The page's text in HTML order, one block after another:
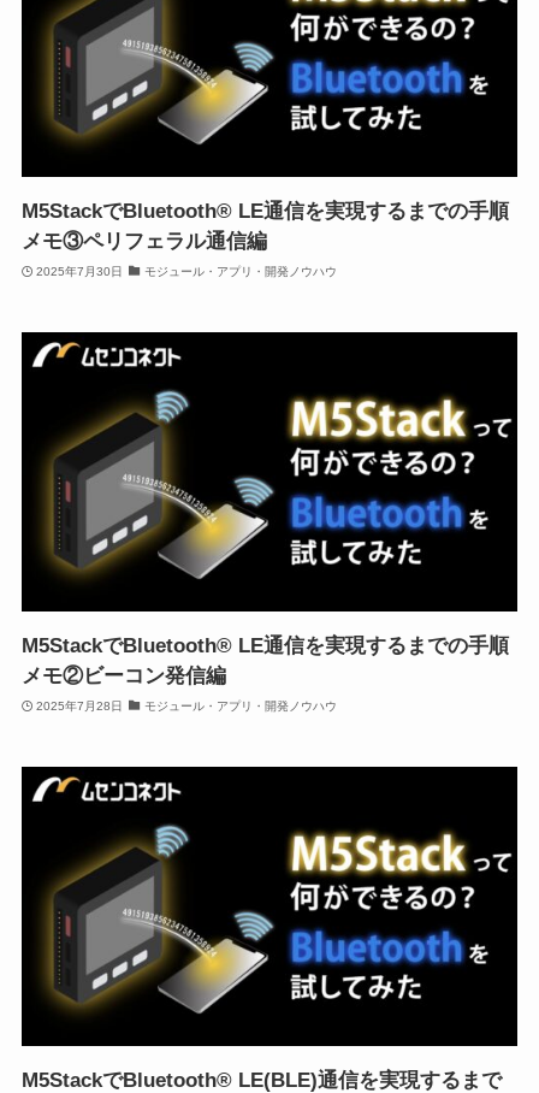
M5StackでBluetooth® LE通信を実現するまでの手順
メモ③ペリフェラル通信編
2025年7月30日 モジュール・アプリ・開発ノウハウ
M5StackでBluetooth® LE通信を実現するまでの手順
メモ②ビーコン発信編
2025年7月28日 モジュール・アプリ・開発ノウハウ
M5StackでBluetooth® LE(BLE)通信を実現するまで